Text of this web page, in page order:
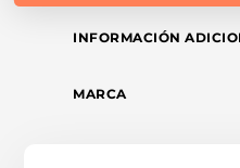
INFORMACIÓN
MARCA